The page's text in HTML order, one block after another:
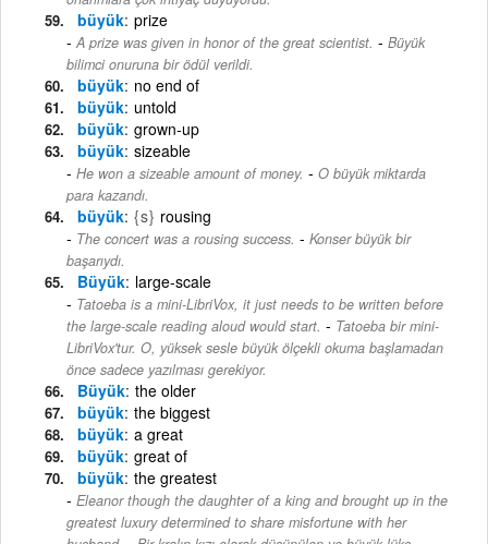
büyük prize
A prize was given in honor of the great scientist. - Büyük
bilimci onuruna bir ödül verildi.
büyük no end of
büyük untold
büyük grown-up
büyük sizeable
He won a sizeable amount of money. - O büyük miktarda
para kazandı.
büyük {s} rousing
The concert was a rousing success. - Konser büyük bir
başarıydı.
Büyük large-scale
Tatoeba is a mini-LibriVox, it just needs to be written before
the large-scale reading aloud would start. - Tatoeba bir mini-
LibriVox'tur. O, yüksek sesle büyük ölçekli okuma başlamadan
önce sadece yazılması gerekiyor.
Büyük the older
büyük the biggest
büyük a great
büyük great of
büyük the greatest
Eleanor though the daughter of a king and brought up in the
greatest luxury determined to share misfortune with her